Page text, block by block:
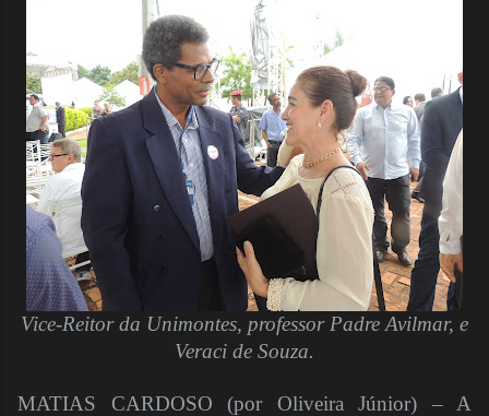
Vice-Reitor da Unimontes, professor Padre Avilmar, e
Veraci de Souza.
MATIAS CARDOSO (por Oliveira Júnior) – A